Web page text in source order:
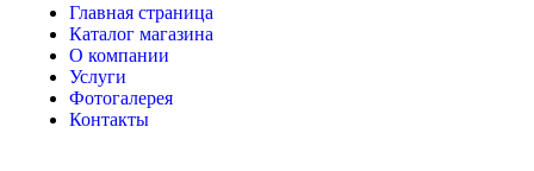
Главная страница
Каталог магазина
О компании
Услуги
Фотогалерея
Контакты